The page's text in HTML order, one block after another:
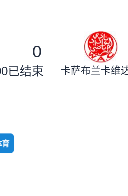
0
已结束 卡萨布兰卡维
育